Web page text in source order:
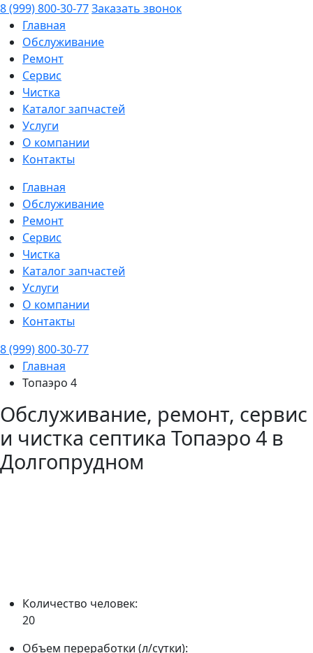
8 (999) 800-30-77Заказать звонок
Главная
Обслуживание
Ремонт
Сервис
Чистка
Каталог запчастей
Услуги
О компании
Контакты
Главная
Обслуживание
Ремонт
Сервис
Чистка
Каталог запчастей
Услуги
О компании
Контакты
8 (999) 800-30-77
Главная
Топаэро 4
Обслуживание, ремонт, сервис
и чистка септика Топаэро 4 в
Долгопрудном
Количество человек:
20
Объем переработки (л/сутки):